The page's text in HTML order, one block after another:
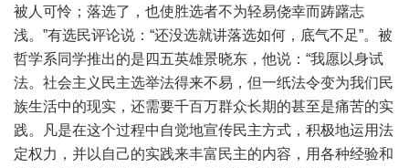
被人可怜；落选了，也使胜选者不为轻易侥幸而踌躇志
浅。”有选民评论说：“还没选就讲落选如何，底气不足”。被
哲学系同学推出的是四五英雄景晓东，他说：“我愿以身试
法。社会主义民主选举法得来不易，但一纸法令变为我们民
族生活中的现实，还需要千百万群众长期的甚至是痛苦的实
践。凡是在这个过程中自觉地宣传民主方式，积极地运用法
定权力，并以自己的实践来丰富民主的内容，用各种经验和